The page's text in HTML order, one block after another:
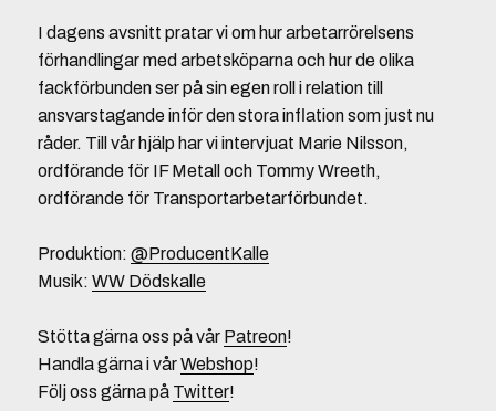
I dagens avsnitt pratar vi om hur arbetarrörelsens
förhandlingar med arbetsköparna och hur de olika
fackförbunden ser på sin egen roll i relation till
ansvarstagande inför den stora inflation som just nu
råder. Till vår hjälp har vi intervjuat Marie Nilsson,
ordförande för IF Metall och Tommy Wreeth,
ordförande för Transportarbetarförbundet.
Produktion: @ProducentKalle
Musik: WW Dödskalle
Stötta gärna oss på vår Patreon!
Handla gärna i vårWebshop!
Följ oss gärna på Twitter!